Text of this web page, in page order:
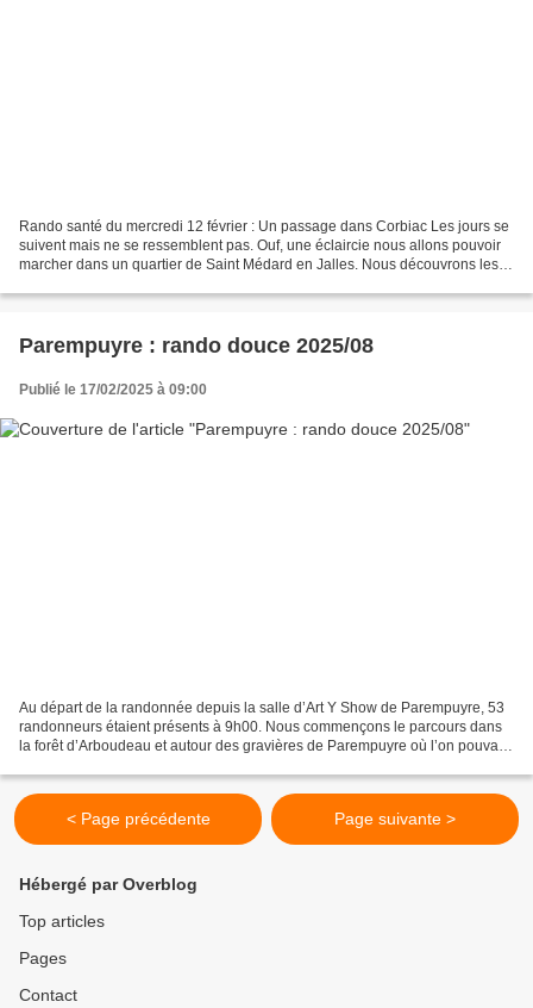
Rando santé du mercredi 12 février : Un passage dans Corbiac Les jours se
suivent mais ne se ressemblent pas. Ouf, une éclaircie nous allons pouvoir
marcher dans un quartier de Saint Médard en Jalles. Nous découvrons les
Parempuyre : rando douce 2025/08
Publié le 17/02/2025 à 09:00
Au départ de la randonnée depuis la salle d’Art Y Show de Parempuyre, 53
randonneurs étaient présents à 9h00. Nous commençons le parcours dans
la forêt d’Arboudeau et autour des gravières de Parempuyre où l’on pouvait
< Page précédente Page suivante >
Hébergé par Overblog
Top articles
Pages
Contact